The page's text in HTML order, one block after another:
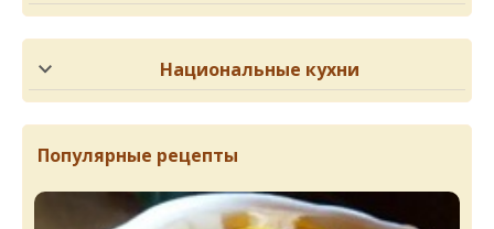
Национальные кухни
Популярные рецепты